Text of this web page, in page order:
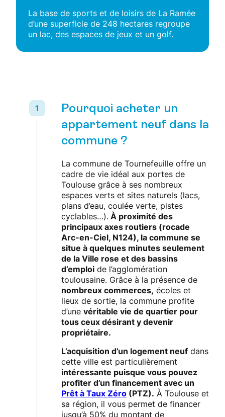
La base de sports et de loisirs de La Ramée
d’une superficie de 248 hectares regroupe
un lac, des espaces de jeux et un golf.
Pourquoi acheter un
appartement neuf dans la
commune ?
La commune de Tournefeuille offre un
cadre de vie idéal aux portes de
Toulouse grâce à ses nombreux
espaces verts et sites naturels (lacs,
plans d’eau, coulée verte, pistes
cyclables…). À proximité des
principaux axes routiers (rocade
Arc-en-Ciel, N124), la commune se
situe à quelques minutes seulement
de la Ville rose et des bassins
d’emploi de l’agglomération
toulousaine. Grâce à la présence de
nombreux commerces, écoles et
lieux de sortie, la commune profite
d’une véritable vie de quartier pour
tous ceux désirant y devenir
propriétaire.
L’acquisition d’un logement neuf dans
cette ville est particulièrement
intéressante puisque vous pouvez
profiter d’un financement avec un
Prêt à Taux Zéro (PTZ). À Toulouse et
sa région, il vous permet de financer
jusqu’à 50% du montant de